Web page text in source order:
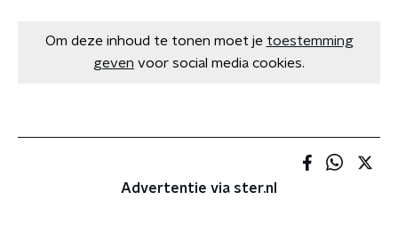
Om deze inhoud te tonen moet je toestemming
geven voor social media cookies.
Advertentie via ster.nl